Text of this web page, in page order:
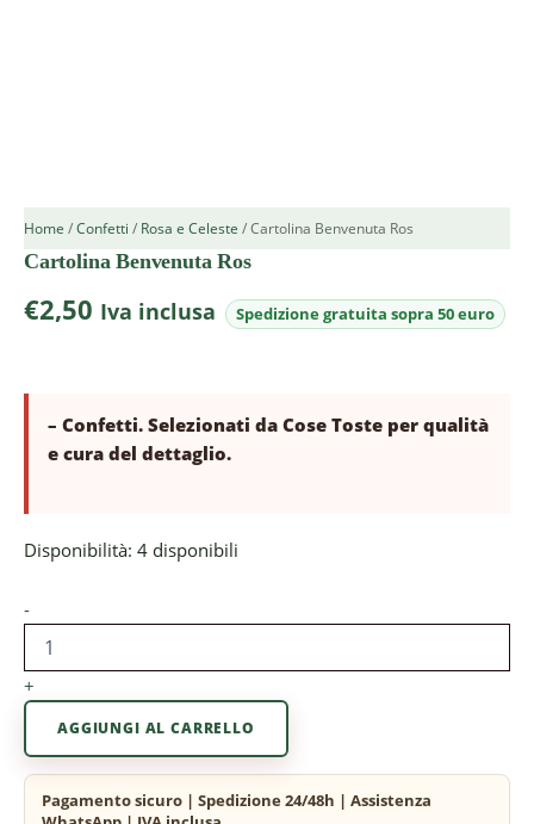
Home /Confetti / Rosa e Celeste / Cartolina Benvenuta Ros
Cartolina Benvenuta Ros
€2,50 Iva inclusa
– Confetti. Selezionati da Cose Toste per qualità
e cura del dettaglio.
Disponibilità: 4 disponibili
-
+
AGGIUNGI AL CARRELLO